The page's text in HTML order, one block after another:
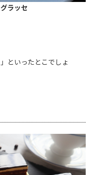
ラッセ
といったとこでしょ